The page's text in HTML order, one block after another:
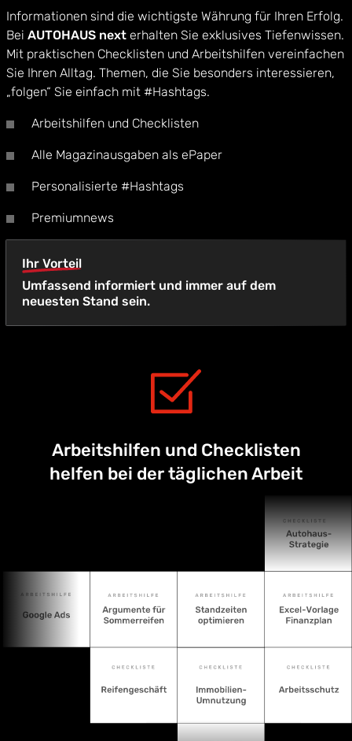
Informationen sind die wichtigste Währung für Ihren Erfolg.
Bei AUTOHAUS next erhalten Sie exklusives Tiefenwissen.
Mit praktischen Checklisten und Arbeitshilfen vereinfachen
Sie Ihren Alltag. Themen, die Sie besonders interessieren,
„folgen“ Sie einfach mit #Hashtags.
Arbeitshilfen und Checklisten
Alle Magazinausgaben als ePaper
Personalisierte #Hashtags
Premiumnews
Ihr Vorteil
Umfassend informiert und immer auf dem
neuesten Stand sein.
Arbeitshilfen und Checklisten
helfen bei der täglichen Arbeit